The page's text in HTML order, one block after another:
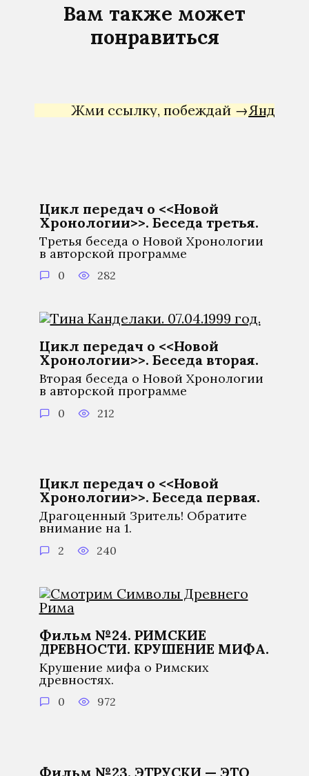
Вам также может
понравиться
Жми ссылку, побеждай →Яндекс
Цикл передач о <<Новой
Хронологии>>. Беседа третья.
Третья беседа о Новой Хронологии
в авторской программе
0 282
Цикл передач о <<Новой
Хронологии>>. Беседа вторая.
Вторая беседа о Новой Хронологии
в авторской программе
0 212
Цикл передач о <<Новой
Хронологии>>. Беседа первая.
Драгоценный Зритель! Обратите
внимание на 1.
2 240
Фильм №24. РИМСКИЕ
ДРЕВНОСТИ. КРУШЕНИЕ МИФА.
Крушение мифа о Римских
древностях.
0 972
Фильм №23. ЭТРУСКИ — ЭТО